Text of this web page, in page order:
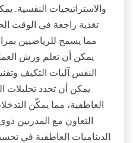
والاستراتيجيات النفسية.
تغذية راجعة في الوقت
مما يسمح للرياضيين
يمكن أن تعلم ورش
النفس آليات التكيف
يمكن أن تحدد تحليلات
العاطفية، مما يمكّن
التعاون مع المدربين
الديناميات العاطفية في